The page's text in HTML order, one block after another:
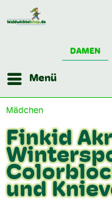
DAMEN
Menü
Mädchen
Finkid
und